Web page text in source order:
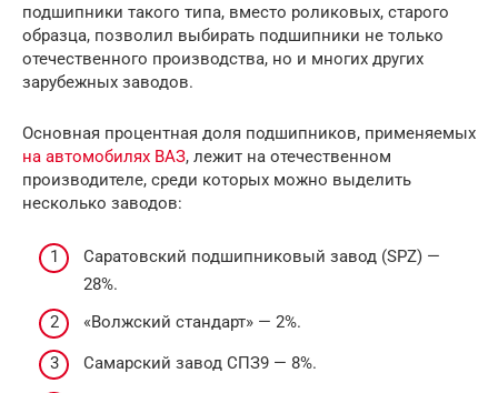
подшипники такого типа, вместо роликовых, старого
образца, позволил выбирать подшипники не только
отечественного производства, но и многих других
зарубежных заводов.
Основная процентная доля подшипников, применяемых
на автомобилях ВАЗ, лежит на отечественном
производителе, среди которых можно выделить
несколько заводов:
Саратовский подшипниковый завод (SPZ) —
28%.
«Волжский стандарт» — 2%.
Самарский завод СПЗ9 — 8%.